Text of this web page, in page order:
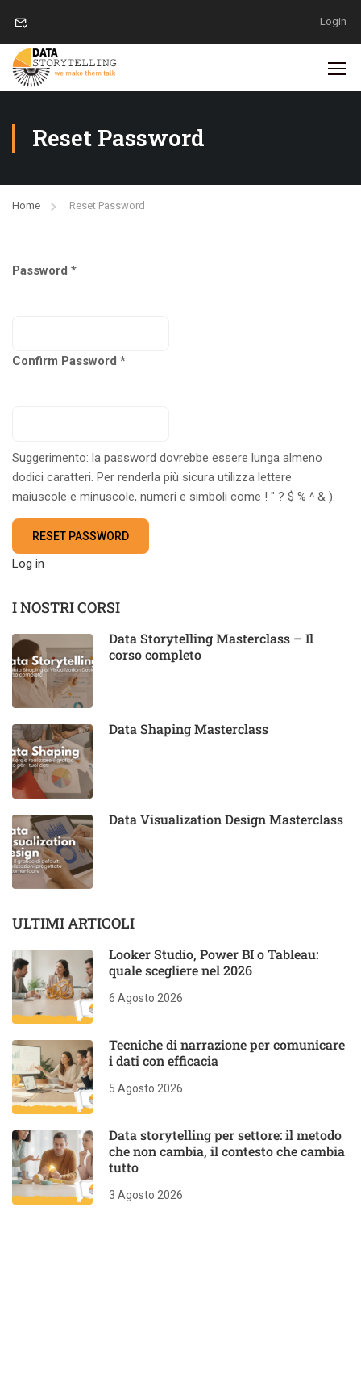
Login
Reset Password
Home Reset Password
Password
Confirm Password
Suggerimento: la password dovrebbe essere lunga almeno
dodici caratteri. Per renderla più sicura utilizza lettere
maiuscole e minuscole, numeri e simboli come ! " ? $ % ^ & ).
Log in
I NOSTRI CORSI
Data Storytelling Masterclass – Il
corso completo
Data Shaping Masterclass
Data Visualization Design Masterclass
ULTIMI ARTICOLI
Looker Studio, Power BI o Tableau:
quale scegliere nel 2026
6 Agosto 2026
Tecniche di narrazione per comunicare
i dati con efficacia
5 Agosto 2026
Data storytelling per settore: il metodo
che non cambia, il contesto che cambia
tutto
3 Agosto 2026